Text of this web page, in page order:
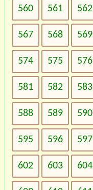
560 561 562
567 568 569
574 575 576
581 582 583
588 589 590
595 596 597
602 603 604